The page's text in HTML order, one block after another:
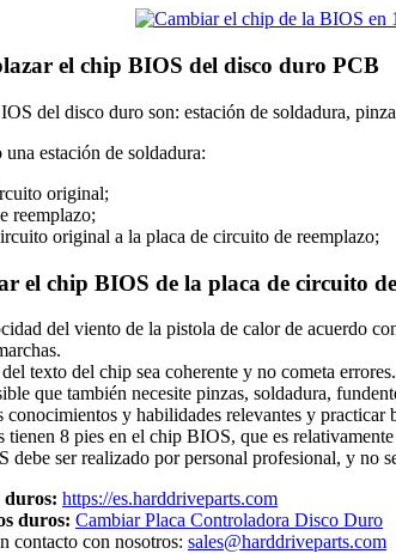
el chip BIOS del disco duro PCB
del disco duro son: estación de soldadura,
estación de soldadura:
original;
reemplazo;
original a la placa de circuito de reemplazo;
el chip BIOS de la placa de circuito
del viento de la pistola de calor de acuerdo
texto del chip sea coherente y no cometa errores.
que también necesite pinzas, soldadura,
conocimientos y habilidades relevantes y practicar
tienen 8 pies en el chip BIOS, que es
debe ser realizado por personal profesional, y no
duros: https://es.harddriveparts.com
duros: Cambiar Placa Controladora Disco Duro
contacto con nosotros: sales@harddriveparts.com